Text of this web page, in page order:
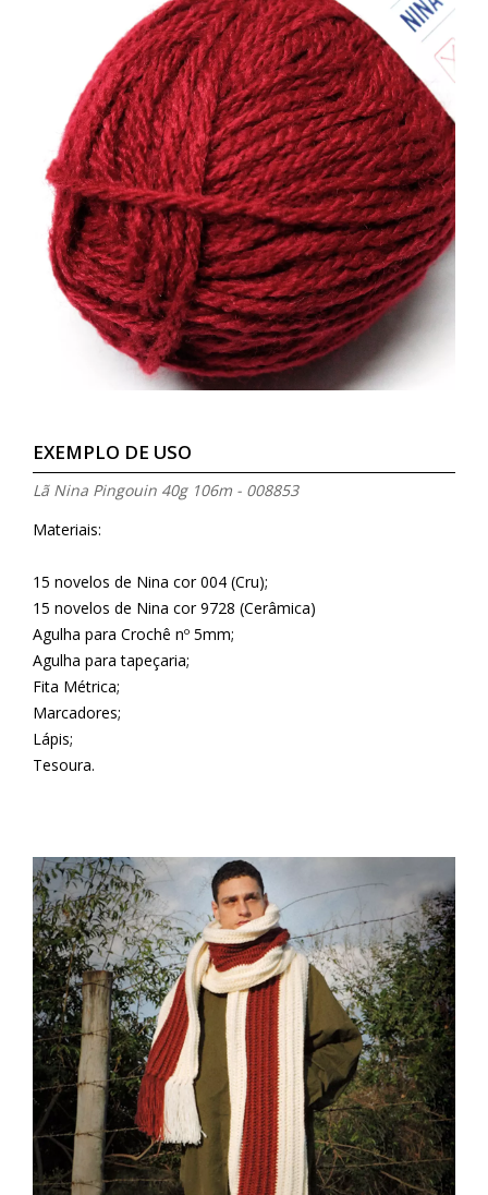
EXEMPLO DE USO
Lã Nina Pingouin 40g 106m - 008853
Materiais:
15 novelos de Nina cor 004 (Cru);
15 novelos de Nina cor 9728 (Cerâmica)
Agulha para Crochê nº 5mm;
Agulha para tapeçaria;
Fita Métrica;
Marcadores;
Lápis;
Tesoura.